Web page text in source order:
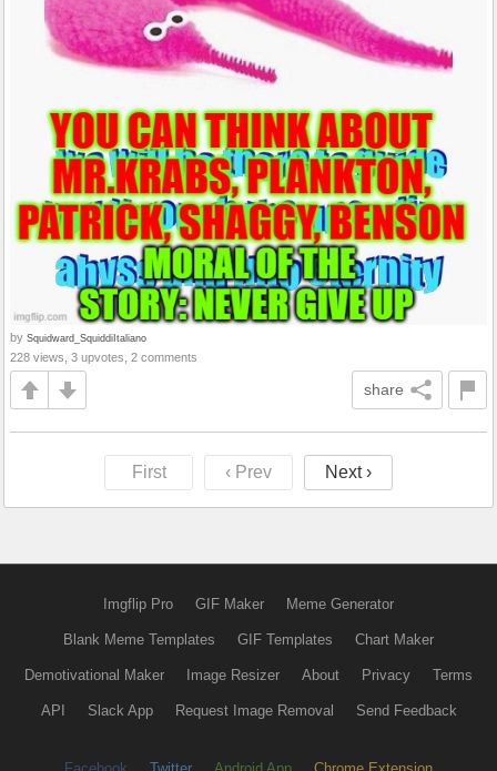
by Squidward_SquiddiItaliano
228 views, 3 upvotes, 2 comments
share
First ‹ Prev Next ›
Imgflip Pro GIF Maker Meme Generator
Blank Meme Templates GIF Templates Chart Maker
Demotivational Maker Image Resizer About Privacy Terms
API Slack App Request Image Removal Send Feedback